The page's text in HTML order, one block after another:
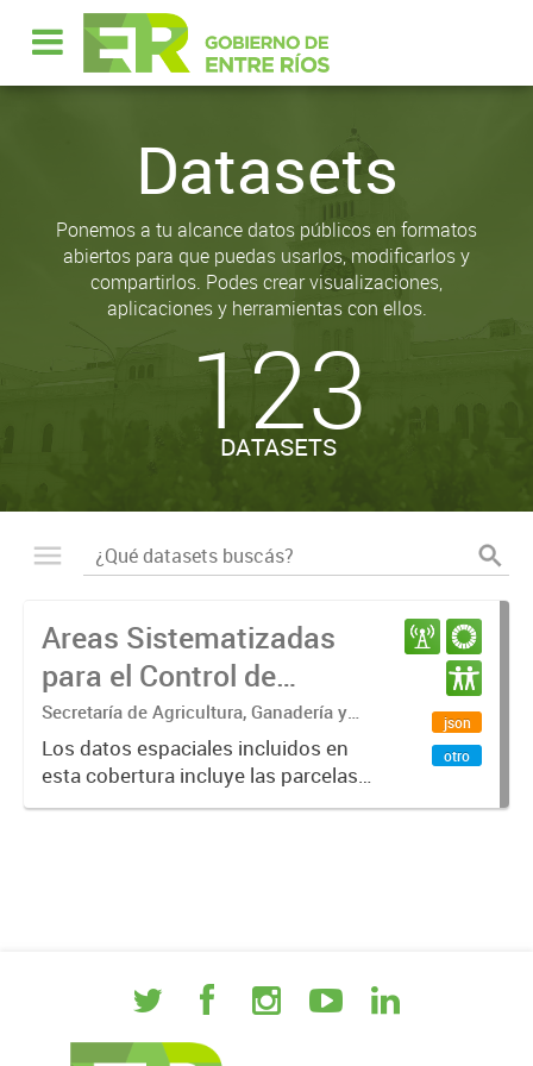
Datasets
Ponemos a tu alcance datos públicos en formatos
abiertos para que puedas usarlos, modificarlos y
compartirlos. Podes crear visualizaciones,
aplicaciones y herramientas con ellos.
123
DATASETS
Areas Sistematizadas
para el Control de
Erosión Hídrica en Entre
Ríos
Secretaría de Agricultura, Ganadería y
Pesca. Ministerio de Desarrollo
Económico. Gobierno de Entre Ríos
Los datos espaciales incluidos en
esta cobertura incluye las parcelas
sistematizadas para el control de
json
otro